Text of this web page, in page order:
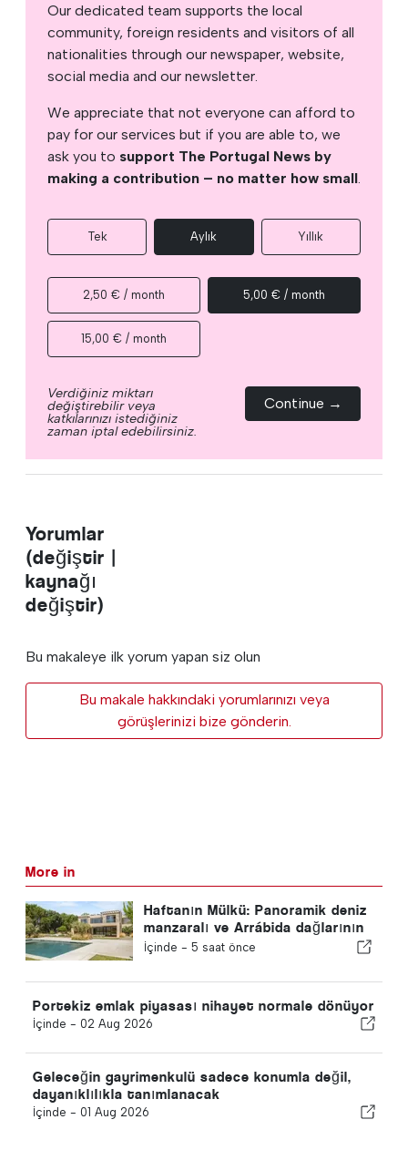
Our dedicated team supports the local
community, foreign residents and visitors of all
nationalities through our newspaper, website,
social media and our newsletter.
We appreciate that not everyone can afford to
pay for our services but if you are able to, we
ask you to support The Portugal News by
making a contribution – no matter how small
Tek Aylık Yıllık
2,50 € / month 5,00 € / month
15,00 € / month
Verdiğiniz miktarı
değiştirebilir veya
katkılarınızı istediğiniz
zaman iptal edebilirsiniz.
Continue →
Yorumlar
(değiştir |
kaynağı
değiştir)
Bu makaleye ilk yorum yapan siz olun
Bu makale hakkındaki yorumlarınızı veya
görüşlerinizi bize gönderin.
More in
Haftanın Mülkü: Panoramik deniz
manzaralı ve Arrábida dağlarının
manzarasına sahip seçkin sahil
İçinde - 5 saat önce
Portekiz emlak piyasası nihayet normale dönüyor
İçinde - 02 Aug 2026
Geleceğin gayrimenkulü sadece konumla değil,
dayanıklılıkla tanımlanacak
İçinde - 01 Aug 2026